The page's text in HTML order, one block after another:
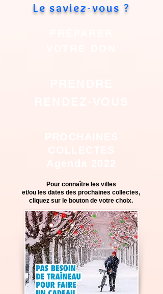
Le saviez-vous ?
Pour connaître les villes
et/ou les dates des prochaines collectes,
cliquez sur le bouton de votre choix.